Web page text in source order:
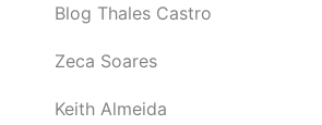
Blog Thales Castro
Zeca Soares
Keith Almeida